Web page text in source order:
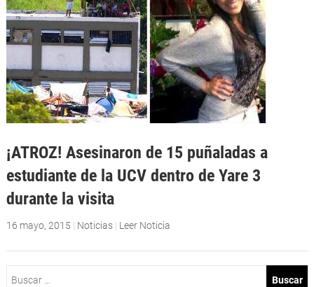
¡ATROZ! Asesinaron de 15 puñaladas a
estudiante de la UCV dentro de Yare 3
durante la visita
16 mayo, 2015 | Noticias | Leer Noticia